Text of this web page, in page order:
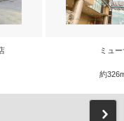
ミュ
約